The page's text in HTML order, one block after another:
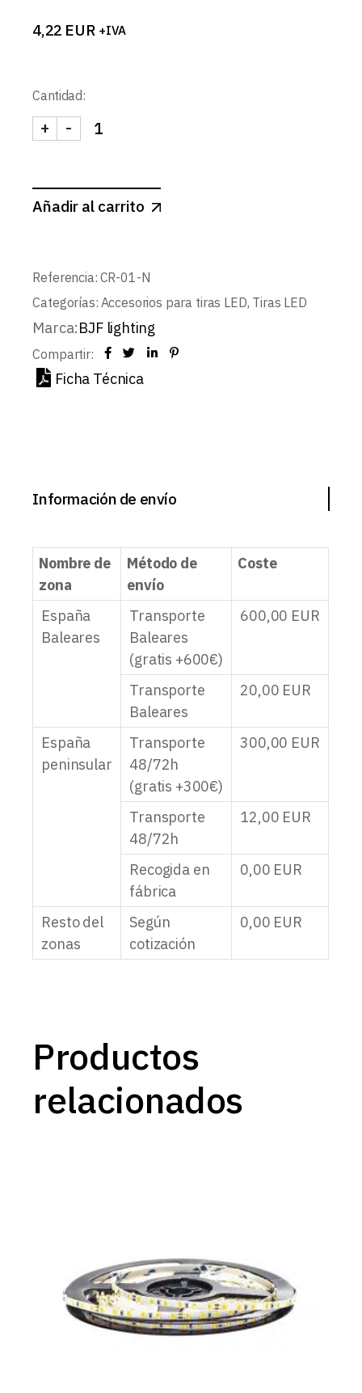
4,22 EUR +IVA
Cantidad:
CABLE RIZADO NEGRO 2x0.3 15cm CON 2
-
+
Añadir al carrito
Referencia: CR-01-N
Categorías: Accesorios para tiras LED, Tiras LED
Marca:BJF lighting
Compartir:
Ficha Técnica
Información de envío
Nombre de
zona
Método de
envío
Coste
España
Baleares
Transporte
Baleares
(gratis +600€)
600,00 EUR
Transporte
Baleares
20,00 EUR
España
peninsular
Transporte
48/72h
(gratis +300€)
300,00 EUR
Transporte
48/72h
12,00 EUR
Recogida en
fábrica
0,00 EUR
Resto del
zonas
Según
cotización
0,00 EUR
Productos
relacionados